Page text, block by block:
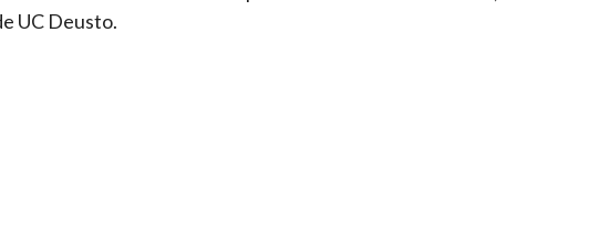
UC Deusto.